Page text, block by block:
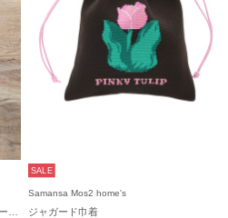
SALE
Samansa Mos2 home's
ジャガード巾着